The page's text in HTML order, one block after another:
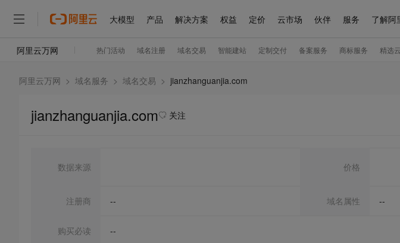
阿里云万网 > 域名服务 > 域名交易 > jianzhanguanjia.com
jianzhanguanjia.com 关注
数据来源 价格
注册商 -- 域名属性 --
购买必读 --